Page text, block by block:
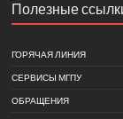
Полезные
ГОРЯЧАЯ ЛИНИЯ
СЕРВИСЫ МГПУ
ОБРАЩЕНИЯ